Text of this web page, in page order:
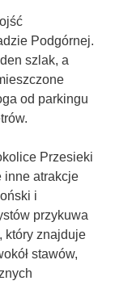
Podgórnej.
szlak, a
od parkingu
Przesieki
inne atrakcje
i
przykuwa
, który znajduje
stawów,